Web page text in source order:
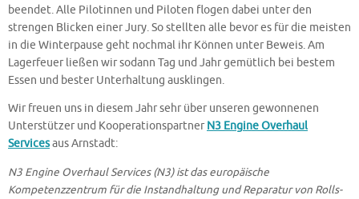
beendet. Alle Pilotinnen und Piloten flogen dabei unter den
strengen Blicken einer Jury. So stellten alle bevor es für die meisten
in die Winterpause geht nochmal ihr Können unter Beweis. Am
Lagerfeuer ließen wir sodann Tag und Jahr gemütlich bei bestem
Essen und bester Unterhaltung ausklingen.
Wir freuen uns in diesem Jahr sehr über unseren gewonnenen
Unterstützer und Kooperationspartner N3 Engine Overhaul
Servicesaus Arnstadt:
N3 Engine Overhaul Services (N3) ist das europäische
Kompetenzzentrum für die Instandhaltung und Reparatur von Rolls-